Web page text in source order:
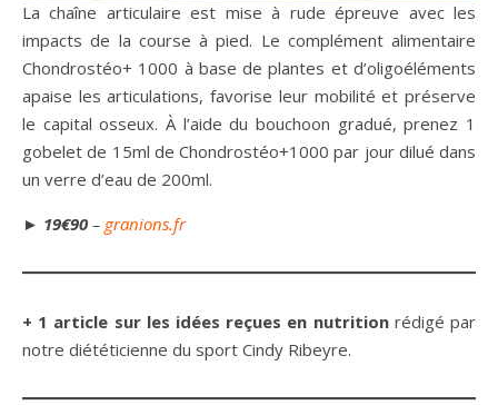
La chaîne articulaire est mise à rude épreuve avec les
impacts de la course à pied. Le complément alimentaire
Chondrostéo+ 1000 à base de plantes et d’oligoéléments
apaise les articulations, favorise leur mobilité et préserve
le capital osseux. À l’aide du bouchoon gradué, prenez 1
gobelet de 15ml de Chondrostéo+1000 par jour dilué dans
un verre d’eau de 200ml.
► 19€90 – granions.fr
+ 1 article sur les idées reçues en nutritionrédigé par
notre diététicienne du sport Cindy Ribeyre.